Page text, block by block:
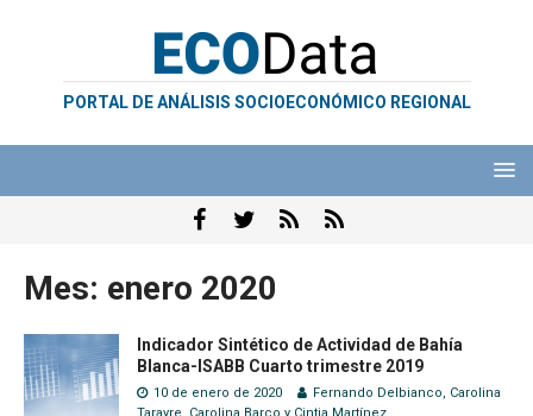
PORTAL DE ANÁLISIS SOCIOECONÓMICO REGIONAL
Mes: enero 2020
Indicador Sintético de Actividad de Bahía
Blanca-ISABB Cuarto trimestre 2019
10 de enero de 2020 Fernando Delbianco, Carolina